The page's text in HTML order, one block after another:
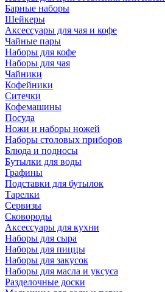
Барные наборы
Шейкеры
Аксессуары для чая и кофе
Чайные пары
Наборы для кофе
Наборы для чая
Чайники
Кофейники
Ситечки
Кофемашины
Посуда
Ножи и наборы ножей
Наборы столовых приборов
Блюда и подносы
Бутылки для воды
Графины
Подставки для бутылок
Тарелки
Сервизы
Сковороды
Аксессуары для кухни
Наборы для сыра
Наборы для пиццы
Наборы для закусок
Наборы для масла и уксуса
Разделочные доски